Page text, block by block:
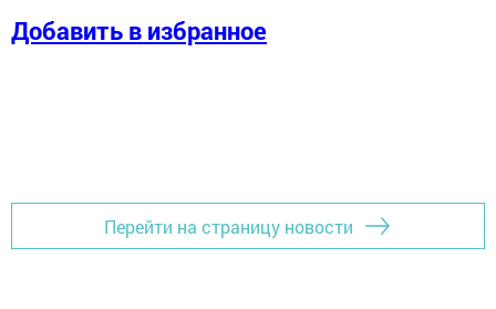
Добавить в избранное
Перейти на страницу новости